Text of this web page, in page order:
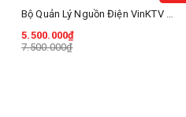
5.500.000₫
7.500.000₫